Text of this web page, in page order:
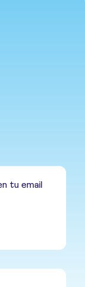
tu email